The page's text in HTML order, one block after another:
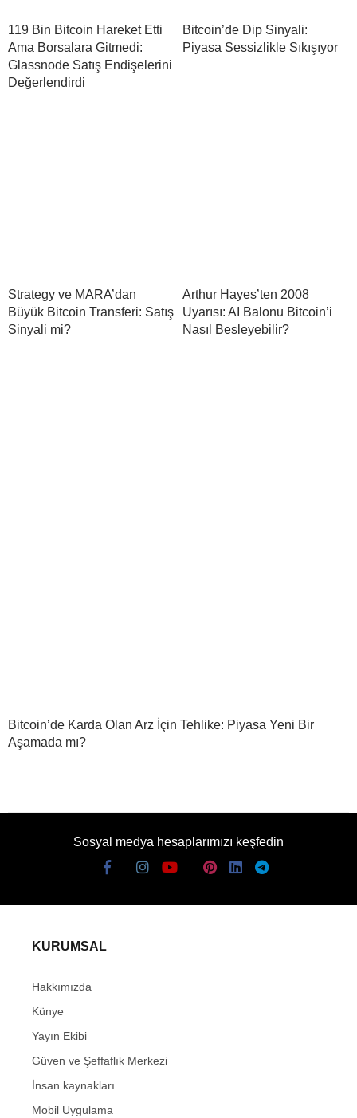
119 Bin Bitcoin Hareket Etti
Ama Borsalara Gitmedi:
Glassnode Satış Endişelerini
Değerlendirdi
Bitcoin’de Dip Sinyali:
Piyasa Sessizlikle Sıkışıyor
Strategy ve MARA’dan
Büyük Bitcoin Transferi: Satış
Sinyali mi?
Arthur Hayes’ten 2008
Uyarısı: AI Balonu Bitcoin’i
Nasıl Besleyebilir?
Bitcoin’de Karda Olan Arz İçin Tehlike: Piyasa Yeni Bir
Aşamada mı?
Sosyal medya hesaplarımızı keşfedin
KURUMSAL
Hakkımızda
Künye
Yayın Ekibi
Güven ve Şeffaflık Merkezi
İnsan kaynakları
Mobil Uygulama